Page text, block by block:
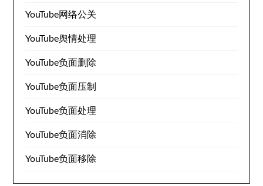
YouTube网络公关
YouTube舆情处理
YouTube负面删除
YouTube负面压制
YouTube负面处理
YouTube负面消除
YouTube负面移除